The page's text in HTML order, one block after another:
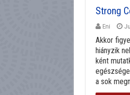
Strong
Eni
Akkor
hiányzik
ként
a sok